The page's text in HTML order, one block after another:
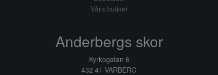
Våra butiker
Anderbergs skor
Kyrkogatan 6
432 41 VARBERG